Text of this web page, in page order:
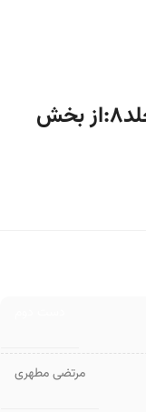
یادداشت‌های استاد مطهری (جلد۸:از بخش
مرتضی مطهری